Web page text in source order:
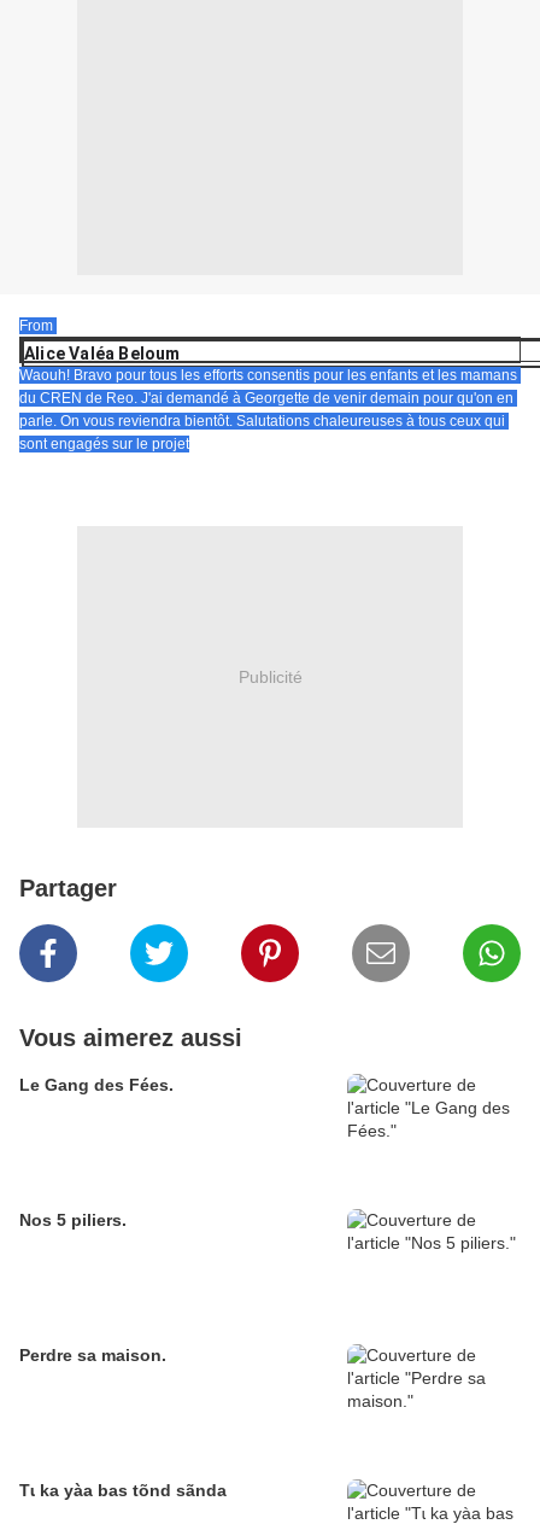
From
Alice Valéa Beloum
Waouh! Bravo pour tous les efforts consentis pour les enfants et les mamans
du CREN de Reo. J'ai demandé à Georgette de venir demain pour qu'on en
parle. On vous reviendra bientôt. Salutations chaleureuses à tous ceux qui
sont engagés sur le projet
Publicité
Partager
Vous aimerez aussi
Le Gang des Fées.
Nos 5 piliers.
Perdre sa maison.
Tɩ ka yàa bas tõnd sãnda